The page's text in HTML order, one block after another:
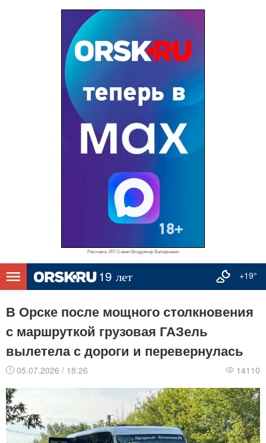
Реклама. ИП Савин Владимир Валерьевич
+19°
В Орске после мощного столкновения
с маршруткой грузовая ГАЗель
вылетела с дороги и перевернулась
05.07.2026 / 18:26 14110